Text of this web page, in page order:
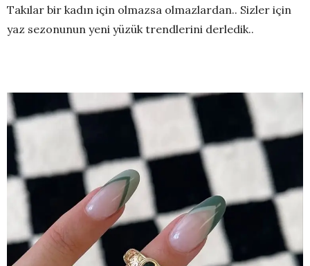
Takılar bir kadın için olmazsa olmazlardan.. Sizler için
yaz sezonunun yeni yüzük trendlerini derledik..